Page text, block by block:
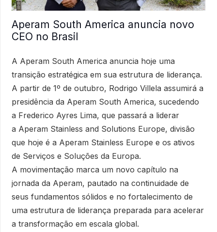
Aperam South America anuncia novo
CEO no Brasil
A Aperam South America anuncia hoje uma
transição estratégica em sua estrutura de liderança.
A partir de 1º de outubro, Rodrigo Villela assumirá a
presidência da Aperam South America, sucedendo
a Frederico Ayres Lima, que passará a liderar
a Aperam Stainless and Solutions Europe, divisão
que hoje é a Aperam Stainless Europe e os ativos
de Serviços e Soluções da Europa.
A movimentação marca um novo capítulo na
jornada da Aperam, pautado na continuidade de
seus fundamentos sólidos e no fortalecimento de
uma estrutura de liderança preparada para acelerar
a transformação em escala global.